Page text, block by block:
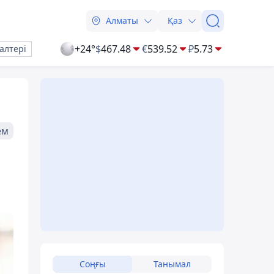
Алматы Қаз
+24°$467.48 €539.52 ₽5.73
Соңғы Танымал